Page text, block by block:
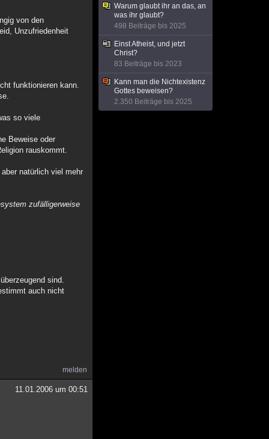
von den
Unzufriedenheit
funktionieren kann.
so viele
Beweise oder
rauskommt.
natürlich viel mehr
zufälligerweise
sind.
auch nicht
melden
11.01.2006 um 00:51
Warum glaubt ihr an das, an
was ihr glaubt?
498 Beiträge bis 2025
Einst Atheist, und jetzt
Christ?
83 Beiträge bis 2023
Kann man die Nichtexistenz
Gottes beweisen?
2.350 Beiträge bis 2025